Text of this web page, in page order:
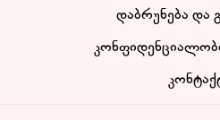
დაბრუნება და